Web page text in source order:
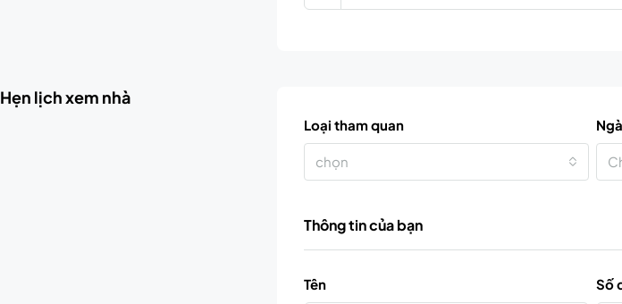
Hẹn lịch xem nhà
Loại tham quan
chọn
Thông tin của bạn
Tên Số